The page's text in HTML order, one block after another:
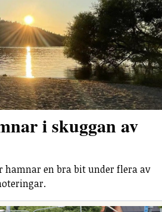
i skuggan av
hamnar en bra bit under flera av